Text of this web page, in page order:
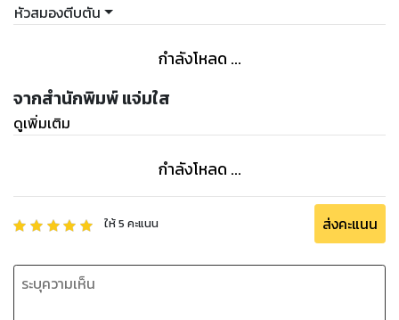
สำคัญในคดีนี้ โดนฉันกระชากหน้ากากที่แท้จริงแน่ คอยดู!
หัวสมองตีบตัน
กำลังโหลด ...
จากสำนักพิมพ์ แจ่มใส
ดูเพิ่มเติม
กำลังโหลด ...
ให้5 คะแนน ส่งคะแนน